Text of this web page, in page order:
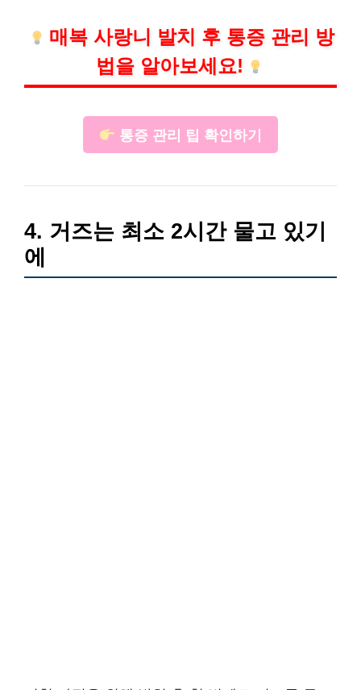
매복 사랑니 발치 후 통증 관리 방
법을 알아보세요!
통증 관리 팁 확인하기
4. 거즈는 최소 2시간 물고 있기
에